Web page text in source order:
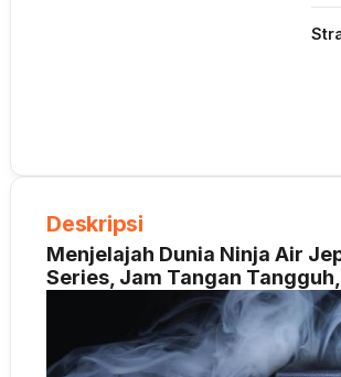
Deskripsi
Menjelajah Dunia Ninja Air
Series, Jam Tangan